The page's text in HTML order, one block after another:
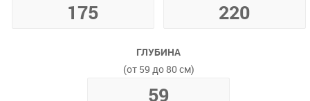
ГЛУБИНА
(от 59 до 80 см)